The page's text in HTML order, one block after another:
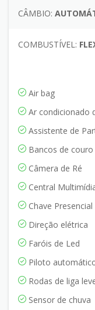
CÂMBIO:
COMBUSTÍVEL:
Air bag
Ar condicionado
Assistente de
Bancos de couro
Câmera de Ré
Central
Chave Presencial
Direção elétrica
Faróis de Led
Piloto
Rodas de liga
Sensor de chuva